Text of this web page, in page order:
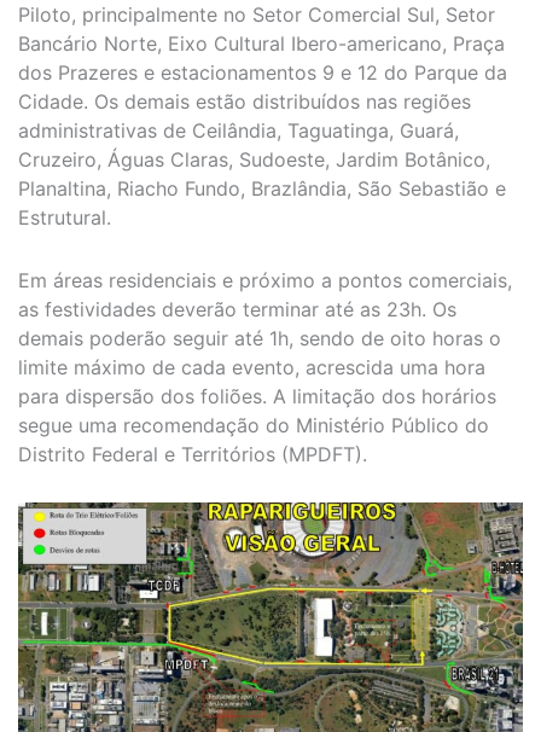
Piloto, principalmente no Setor Comercial Sul, Setor
Bancário Norte, Eixo Cultural Ibero-americano, Praça
dos Prazeres e estacionamentos 9 e 12 do Parque da
Cidade. Os demais estão distribuídos nas regiões
administrativas de Ceilândia, Taguatinga, Guará,
Cruzeiro, Águas Claras, Sudoeste, Jardim Botânico,
Planaltina, Riacho Fundo, Brazlândia, São Sebastião e
Estrutural.
Em áreas residenciais e próximo a pontos comerciais,
as festividades deverão terminar até as 23h. Os
demais poderão seguir até 1h, sendo de oito horas o
limite máximo de cada evento, acrescida uma hora
para dispersão dos foliões. A limitação dos horários
segue uma recomendação do Ministério Público do
Distrito Federal e Territórios (MPDFT).